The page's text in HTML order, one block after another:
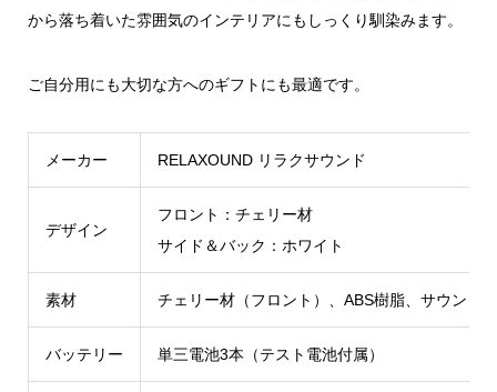
から落ち着いた雰囲気のインテリアにもしっくり馴染みます。
ご自分用にも大切な方へのギフトにも最適です。
メーカー RELAXOUND リラクサウンド
デザイン
フロント：チェリー材
サイド＆バック：ホワイト
素材 チェリー材（フロント）、ABS樹脂、サウンド
バッテリー 単三電池3本（テスト電池付属）